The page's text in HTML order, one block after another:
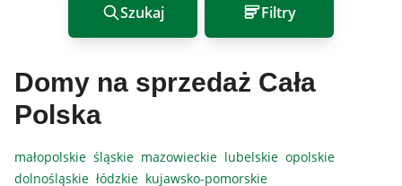
Szukaj Filtry
Domy na sprzedaż Cała
Polska
małopolskie śląskie mazowieckie lubelskie opolskie
dolnośląskie łódzkie kujawsko-pomorskie